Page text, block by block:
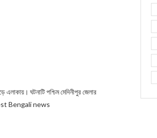
ঘটনাটি পশ্চিম মেদিনীপুর জেলার
Bengali news